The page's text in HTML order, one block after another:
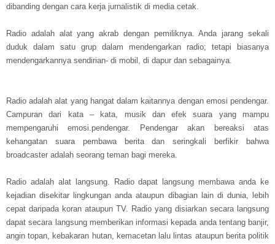
dibanding dengan cara kerja jurnalistik di media cetak.
Radio adalah alat yang akrab dengan pemiliknya. Anda jarang sekali
duduk dalam satu grup dalam mendengarkan radio; tetapi biasanya
mendengarkannya sendirian- di mobil, di dapur dan sebagainya.
Radio adalah alat yang hangat dalam kaitannya dengan emosi pendengar.
Campuran dari kata – kata, musik dan efek suara yang mampu
mempengaruhi emosi.pendengar. Pendengar akan bereaksi atas
kehangatan suara pembawa berita dan seringkali berfikir bahwa
broadcaster adalah seorang teman bagi mereka.
Radio adalah alat langsung. Radio dapat langsung membawa anda ke
kejadian disekitar lingkungan anda ataupun dibagian lain di dunia, lebih
cepat daripada koran ataupun TV. Radio yang disiarkan secara langsung
dapat secara langsung memberikan informasi kepada anda tentang banjir,
angin topan, kebakaran hutan, kemacetan lalu lintas ataupun berita politik